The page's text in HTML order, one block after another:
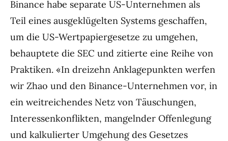
Binance habe separate US-Unternehmen als
Teil eines ausgeklügelten Systems geschaffen,
um die US-Wertpapiergesetze zu umgehen,
behauptete die SEC und zitierte eine Reihe von
Praktiken. «In dreizehn Anklagepunkten werfen
wir Zhao und den Binance-Unternehmen vor, in
ein weitreichendes Netz von Täuschungen,
Interessenkonflikten, mangelnder Offenlegung
und kalkulierter Umgehung des Gesetzes